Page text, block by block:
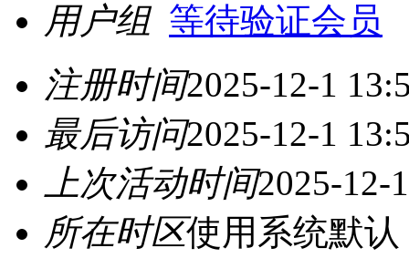
用户组 等待验证会员
注册时间2025-12-1
最后访问2025-12-1
上次活动时间2025-12-
所在时区使用系统默认